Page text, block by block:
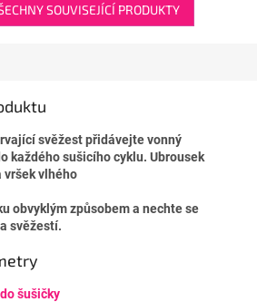
SOUVISEJÍCÍ PRODUKTY
svěžest přidávejte vonný
každého sušicího cyklu. Ubrousek
vršek vlhého
obvyklým způsobem a nechte se
svěžestí.
šušičky